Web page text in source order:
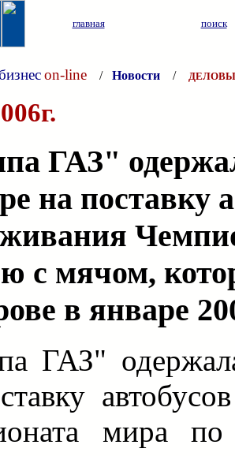
главная поиск
on-line / Новости /
ГАЗ"
на поставку
с мячом,
в январе
ГАЗ"
мира